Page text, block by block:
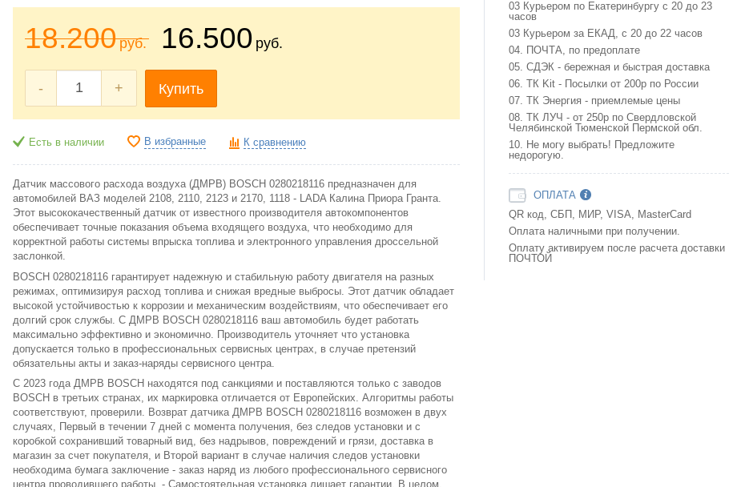
18.200руб. 16.500 руб.
- + Купить
Есть в наличии В избранные К сравнению
Датчик массового расхода воздуха (ДМРВ) BOSCH 0280218116 предназначен для
автомобилей ВАЗ моделей 2108, 2110, 2123 и 2170, 1118 - LADA Калина Приора Гранта.
Этот высококачественный датчик от известного производителя автокомпонентов
обеспечивает точные показания объема входящего воздуха, что необходимо для
корректной работы системы впрыска топлива и электронного управления дроссельной
заслонкой.
BOSCH 0280218116 гарантирует надежную и стабильную работу двигателя на разных
режимах, оптимизируя расход топлива и снижая вредные выбросы. Этот датчик обладает
высокой устойчивостью к коррозии и механическим воздействиям, что обеспечивает его
долгий срок службы. С ДМРВ BOSCH 0280218116 ваш автомобиль будет работать
максимально эффективно и экономично. Производитель уточняет что установка
допускается только в профессиональных сервисных центрах, в случае претензий
обязательны акты и заказ-наряды сервисного центра.
С 2023 года ДМРВ BOSCH находятся под санкциями и поставляются только с заводов
BOSCH в третьих странах, их маркировка отличается от Европейских. Алгоритмы работы
соответствуют, проверили. Возврат датчика ДМРВ BOSCH 0280218116 возможен в двух
случаях, Первый в течении 7 дней с момента получения, без следов установки и с
коробкой сохранивший товарный вид, без надрывов, повреждений и грязи, доставка в
магазин за счет покупателя, и Второй вариант в случае наличия следов установки
необходима бумага заключение - заказ наряд из любого профессионального сервисного
03 Курьером по Екатеринбургу с 20 до 23
часов
03 Курьером за ЕКАД, с 20 до 22 часов
04. ПОЧТА, по предоплате
05. СДЭК - бережная и быстрая доставка
06. ТК Kit - Посылки от 200р по России
07. ТК Энергия - приемлемые цены
08. ТК ЛУЧ - от 250р по Свердловской
Челябинской Тюменской Пермской обл.
10. Не могу выбрать! Предложите
недорогую.
ОПЛАТА
QR код, СБП, МИР, VISA, MasterCard
Оплата наличными при получении.
Оплату активируем после расчета доставки
ПОЧТОЙ